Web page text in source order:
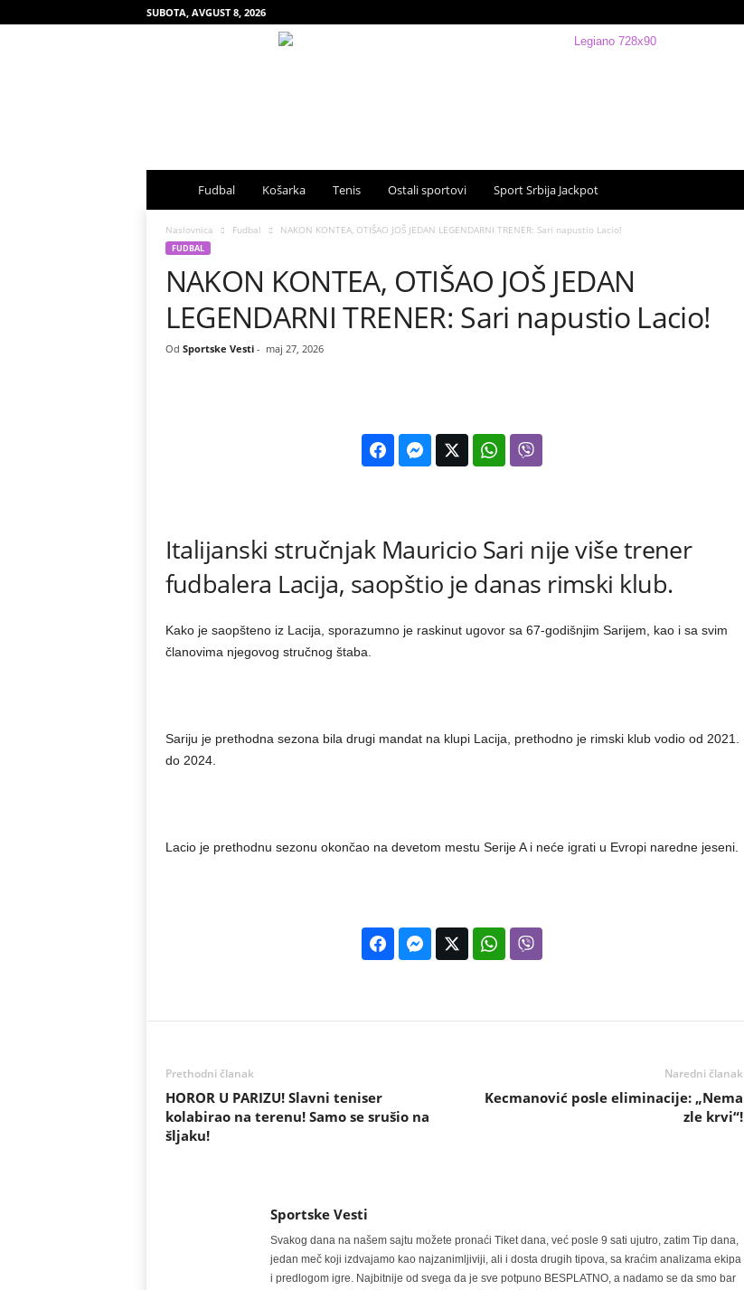
SUBOTA, AVGUST 8, 2026
p
o
r
t
e
s
t
Fudbal Košarka Tenis Ostali sportovi Sport Srbija Jackpot
Naslovnica Fudbal NAKON KONTEA, OTIŠAO JOŠ JEDAN LEGENDARNI TRENER: Sari napustio Lacio!
FUDBAL
NAKON KONTEA, OTIŠAO JOŠ JEDAN
LEGENDARNI TRENER: Sari napustio Lacio!
Od Sportske Vesti- maj 27, 2026
Italijanski stručnjak Mauricio Sari nije više trener
fudbalera Lacija, saopštio je danas rimski klub.
Kako je saopšteno iz Lacija, sporazumno je raskinut ugovor sa 67-godišnjim Sarijem, kao i sa svim
članovima njegovog stručnog štaba.
Sariju je prethodna sezona bila drugi mandat na klupi Lacija, prethodno je rimski klub vodio od 2021.
do 2024.
Lacio je prethodnu sezonu okončao na devetom mestu Serije A i neće igrati u Evropi naredne jeseni.
Prethodni članak
HOROR U PARIZU! Slavni teniser
kolabirao na terenu! Samo se srušio na
šljaku!
Naredni članak
Kecmanović posle eliminacije: „Nema
zle krvi“!
Sportske Vesti
Svakog dana na našem sajtu možete pronaći Tiket dana, već posle 9 sati ujutro, zatim Tip dana,
jedan meč koji izdvajamo kao najzanimljiviji, ali i dosta drugih tipova, sa kraćim analizama ekipa
i predlogom igre. Najbitnije od svega da je sve potpuno BESPLATNO, a nadamo se da smo bar